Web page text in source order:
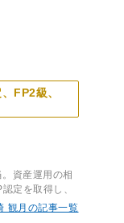
FP2級、
資産運用の相
定を取得し、
観月の記事一覧